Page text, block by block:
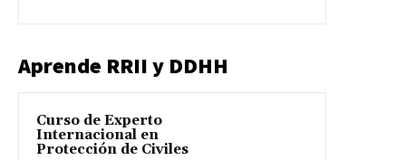
Aprende RRII y DDHH
Curso de Experto
Internacional en
Protección de Civiles